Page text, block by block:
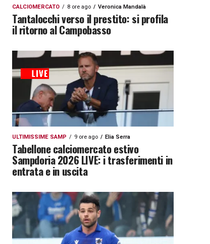
CALCIOMERCATO 8 ore ago Veronica Mandalà
Tantalocchi verso il prestito: si profila
il ritorno al Campobasso
ULTIMISSIME SAMP 9 ore ago Elia Serra
Tabellone calciomercato estivo
Sampdoria 2026 LIVE: i trasferimenti in
entrata e in uscita